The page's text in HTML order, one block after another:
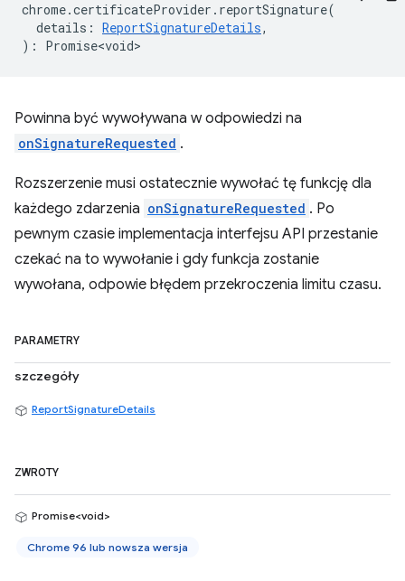
chrome.certificateProvider . reportSignature(
details : ReportSignatureDetails,
) : Promise<void>
Powinna być wywoływana w odpowiedzi na
onSignatureRequested .
Rozszerzenie musi ostatecznie wywołać tę funkcję dla
każdego zdarzenia onSignatureRequested . Po
pewnym czasie implementacja interfejsu API przestanie
czekać na to wywołanie i gdy funkcja zostanie
wywołana, odpowie błędem przekroczenia limitu czasu.
PARAMETRY
szczegóły
ReportSignatureDetails
ZWROTY
Promise<void>
Chrome 96 lub nowsza wersja